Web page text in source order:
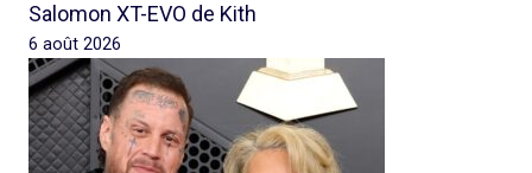
Salomon XT-EVO de Kith
6 août 2026